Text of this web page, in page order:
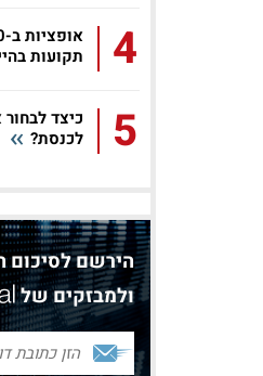
4
תקועות
5
כיצד
לכנסת?
הירשם לסיכום
ולמבזקים של